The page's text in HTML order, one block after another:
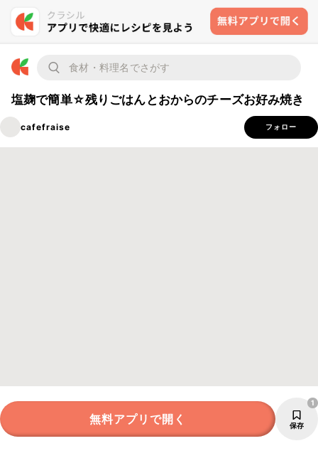
塩麹で簡単☆残りごはんとおからのチーズお好み焼き
cafefraise フォロー
無料アプリで開く 保存
1